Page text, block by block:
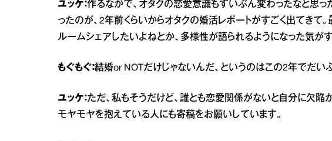
ユッケ：作るなかで、オタクの恋愛意識もずいぶん変わったなと思っ
ったのが、2年前くらいからオタクの婚活レポートがすごく出てきて
ルームシェアしたいよねとか、多様性が語られるようになった気がす
もぐもぐ：結婚or NOTだけじゃないんだ、というのはこの2年でだい
ユッケ：ただ、私もそうだけど、誰とも恋愛関係がないと自分に欠陥
モヤモヤを抱えている人にも寄稿をお願いしています。